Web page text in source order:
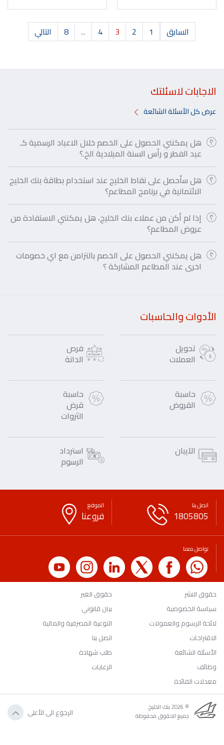
السابق 1
2
3
4
...
8 التالي
الاجابات لاسئلتك
عرض كل الأسئلة الشائعة
هل يمكنني الحصول على الخصم خلال الاعياد الرسمية كـ
عيد الفطر و رأس السنة الميلادية الخ.؟
هل سأحصل على نقاط الخليج عند استخدام بطاقة بنك الخليج
الائتمانية في برنامج المطاعم؟
إذا لم أكن من عملاء بنك الخليج، هل يمكنني الاستفادة من
عروض المطاعم؟
هل يمكنني الحصول على الخصم بالتزامن مع اي خصومات
اخرى عند المطاعم المشاركة ؟
الأدوات والحاسبات
تحويل
العملات
فرص
الدانة
حاسبة
القروض
حاسبة
قرض
الثروات
الآيبان استرداد
الرسوم
اتصل بنا
1805805
الموقع
فروعنا
تواصل معنا
حقوق النشر
حقوق الغير
سياسة الخصوصية
بيان قانوني
لائحة الرسوم والعمولات
التوعية المصرفية والمالية
الاقتراحات
اتصل بنا
الأسئلة الشائعة
طلب شهادة
وظائف
الرعايات
معدلات الفائدة
© 2026 بنك الخليج.
جميع الحقوق محفوظة
الرجوع الى الأعلى